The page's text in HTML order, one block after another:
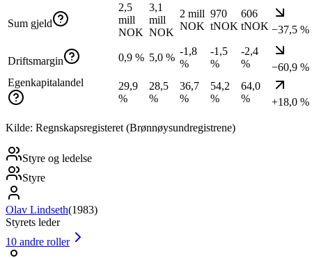
Sum gjeld
2,5
mill
NOK
3,1
mill
NOK
2 mill
NOK
970
tNOK
606
tNOK −37,5 %
Driftsmargin 0,9 % 5,0 %
-1,8
%
-1,5
%
-2,4
%
−60,9 %
Egenkapitalandel
29,9
%
28,5
%
36,7
%
54,2
%
64,0
%
+18,0 %
Kilde: Regnskapsregisteret (Brønnøysundregistrene)
Styre og ledelse
Styre
Olav Lindseth(1983)
Styrets leder
10 andre roller